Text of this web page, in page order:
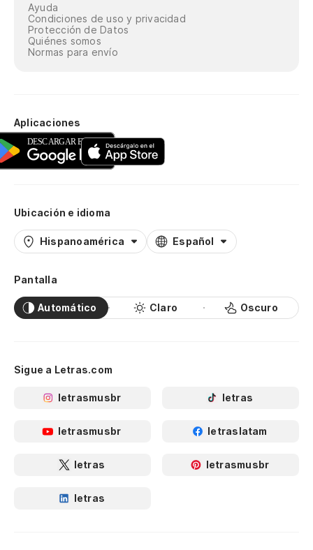
Ayuda
Condiciones de uso y privacidad
Protección de Datos
Quiénes somos
Normas para envío
Aplicaciones
Ubicación e idioma
Hispanoamérica Español
Pantalla
Automático Claro Oscuro
Sigue a Letras.com
letrasmusbr letras
letrasmusbr letraslatam
letras letrasmusbr
letras